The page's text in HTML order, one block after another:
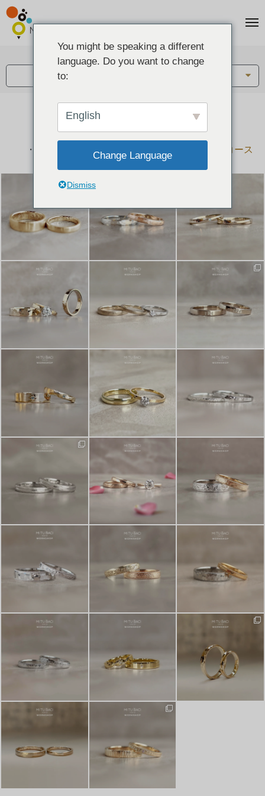
結婚指輪とペアリングのデザイン集
下記コースで手作りされた作品をご紹介します
手作り結婚指輪コース
手作りペアリングコース
You might be speaking a different
language. Do you want to change
to:
English
Change Language
Dismiss